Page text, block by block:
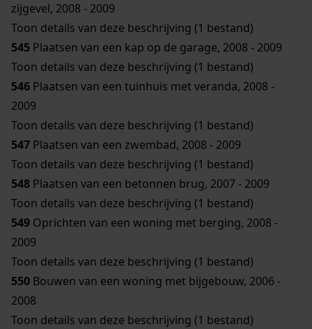
zijgevel, 2008 - 2009
Toon details van deze beschrijving (1 bestand)
545 Plaatsen van een kap op de garage, 2008 - 2009
Toon details van deze beschrijving (1 bestand)
546 Plaatsen van een tuinhuis met veranda, 2008 -
2009
Toon details van deze beschrijving (1 bestand)
547 Plaatsen van een zwembad, 2008 - 2009
Toon details van deze beschrijving (1 bestand)
548 Plaatsen van een betonnen brug, 2007 - 2009
Toon details van deze beschrijving (1 bestand)
549 Oprichten van een woning met berging, 2008 -
2009
Toon details van deze beschrijving (1 bestand)
550 Bouwen van een woning met bijgebouw, 2006 -
2008
Toon details van deze beschrijving (1 bestand)